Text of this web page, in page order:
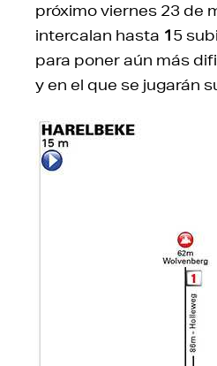
próximo viernes 23 de
intercalan hasta 15
para poner aún más
y en el que se jugarán